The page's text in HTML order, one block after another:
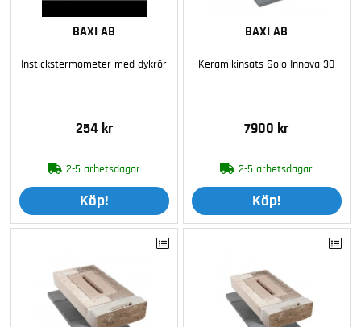
BAXI AB
Instickstermometer med dykrör
254 kr
2-5 arbetsdagar
Köp!
BAXI AB
Keramikinsats Solo Innova 30
7900 kr
2-5 arbetsdagar
Köp!